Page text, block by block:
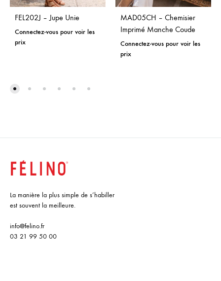
FEL202J – Jupe Unie
Connectez-vous pour voir les
prix
MAD05CH – Chemisier
Imprimé Manche Coude
Connectez-vous pour voir les
prix
La manière la plus simple de s’habiller
est souvent la meilleure.
info@felino.fr
03 21 99 50 00